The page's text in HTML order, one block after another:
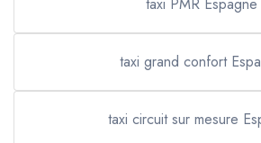
taxi grand confort
taxi circuit sur mesure